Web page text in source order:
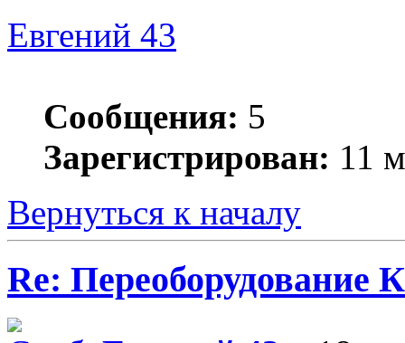
Евгений 43
Сообщения: 5
Зарегистрирован: 11
Вернуться к началу
Re: Переоборудование